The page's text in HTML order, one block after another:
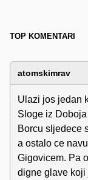
TOP KOMENTARI
atomskimrav
Ulazi jos jedan
Sloge iz
Borcu sljedece
a ostalo ce
Gigovicem. Pa
digne glave koji